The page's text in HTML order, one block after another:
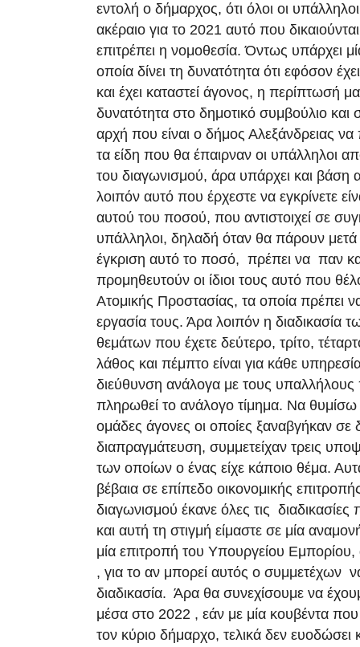
εντολή ο δήμαρχος, ότι όλοι οι
ακέραιο για το 2021 αυτό που
επιτρέπει η νομοθεσία. Όντως υπάρχει
οποία δίνει τη δυνατότητα ότι εφόσον
και έχει καταστεί άγονος, η περίπτωσή
δυνατότητα στο δημοτικό συμβούλιο και
αρχή που είναι ο δήμος Αλεξάνδρειας
τα είδη που θα έπαιρναν οι υπάλληλοι
του διαγωνισμού, άρα υπάρχει και
λοιπόν αυτό που έρχεστε να εγκρίνετε
αυτού του ποσού, που αντιστοιχεί σε
υπάλληλοι, δηλαδή όταν θα πάρουν
έγκριση αυτό το ποσό, πρέπει να παν
προμηθευτούν οι ίδιοι τους αυτό που
Ατομικής Προστασίας, τα οποία πρέπει
εργασία τους. Άρα λοιπόν η διαδικασία
θεμάτων που έχετε δεύτερο, τρίτο,
λάθος και πέμπτο είναι για κάθε
διεύθυνση ανάλογα με τους
πληρωθεί το ανάλογο τίμημα. Να θυμίσω
ομάδες άγονες οι οποίες ξαναβγήκαν σε
διαπραγμάτευση, συμμετείχαν τρεις
των οποίων ο ένας είχε κάποιο θέμα.
βέβαια σε επίπεδο οικονομικής
διαγωνισμού έκανε όλες τις διαδικασίες
και αυτή τη στιγμή είμαστε σε μία
μία επιτροπή του Υπουργείου
, για το αν μπορεί αυτός ο συμμετέχων
διαδικασία. Άρα θα συνεχίσουμε να
μέσα στο 2022 , εάν με μία κουβέντα που
τον κύριο δήμαρχο, τελικά δεν ευοδώσει